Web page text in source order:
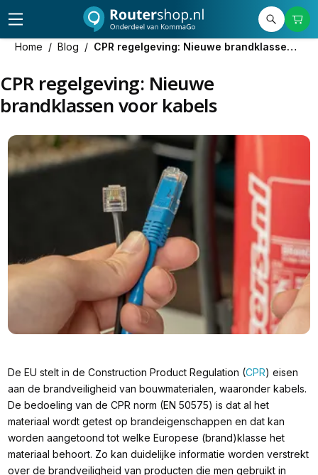
Home / Blog / CPR regelgeving: Nieuwe brandklassen voor kabels
CPR regelgeving: Nieuwe
brandklassen voor kabels
De EU stelt in de Construction Product Regulation (CPR) eisen
aan de brandveiligheid van bouwmaterialen, waaronder kabels.
De bedoeling van de CPR norm (EN 50575) is dat al het
materiaal wordt getest op brandeigenschappen en dat kan
worden aangetoond tot welke Europese (brand)klasse het
materiaal behoort. Zo kan duidelijke informatie worden verstrekt
over de brandveiligheid van producten die men gebruikt in